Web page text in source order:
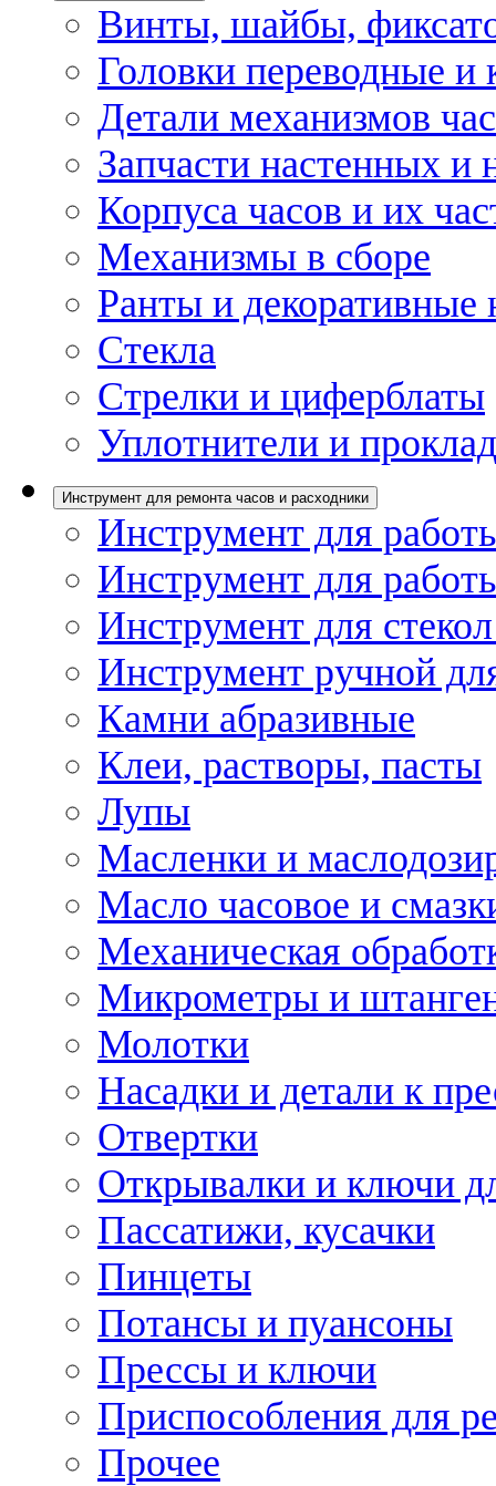
Винты, шайбы,
Головки переводные и
Детали механизмов
Запчасти настенных и
Корпуса часов и их
Механизмы в сборе
Ранты и декоративные
Стекла
Стрелки и циферблаты
Уплотнители и
Инструмент для ремонта часов и расходники
Инструмент для
Инструмент для
Инструмент для
Инструмент ручной
Камни абразивные
Клеи, растворы, пасты
Лупы
Масленки и
Масло часовое и
Механическая
Микрометры и
Молотки
Насадки и детали к
Отвертки
Открывалки и ключи
Пассатижи, кусачки
Пинцеты
Потансы и пуансоны
Прессы и ключи
Приспособления для
Прочее